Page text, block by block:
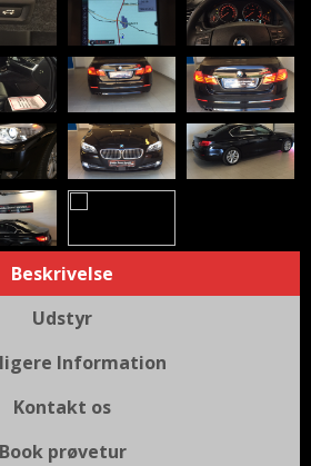
Beskrivelse
Udstyr
Information
Kontakt os
Book prøvetur